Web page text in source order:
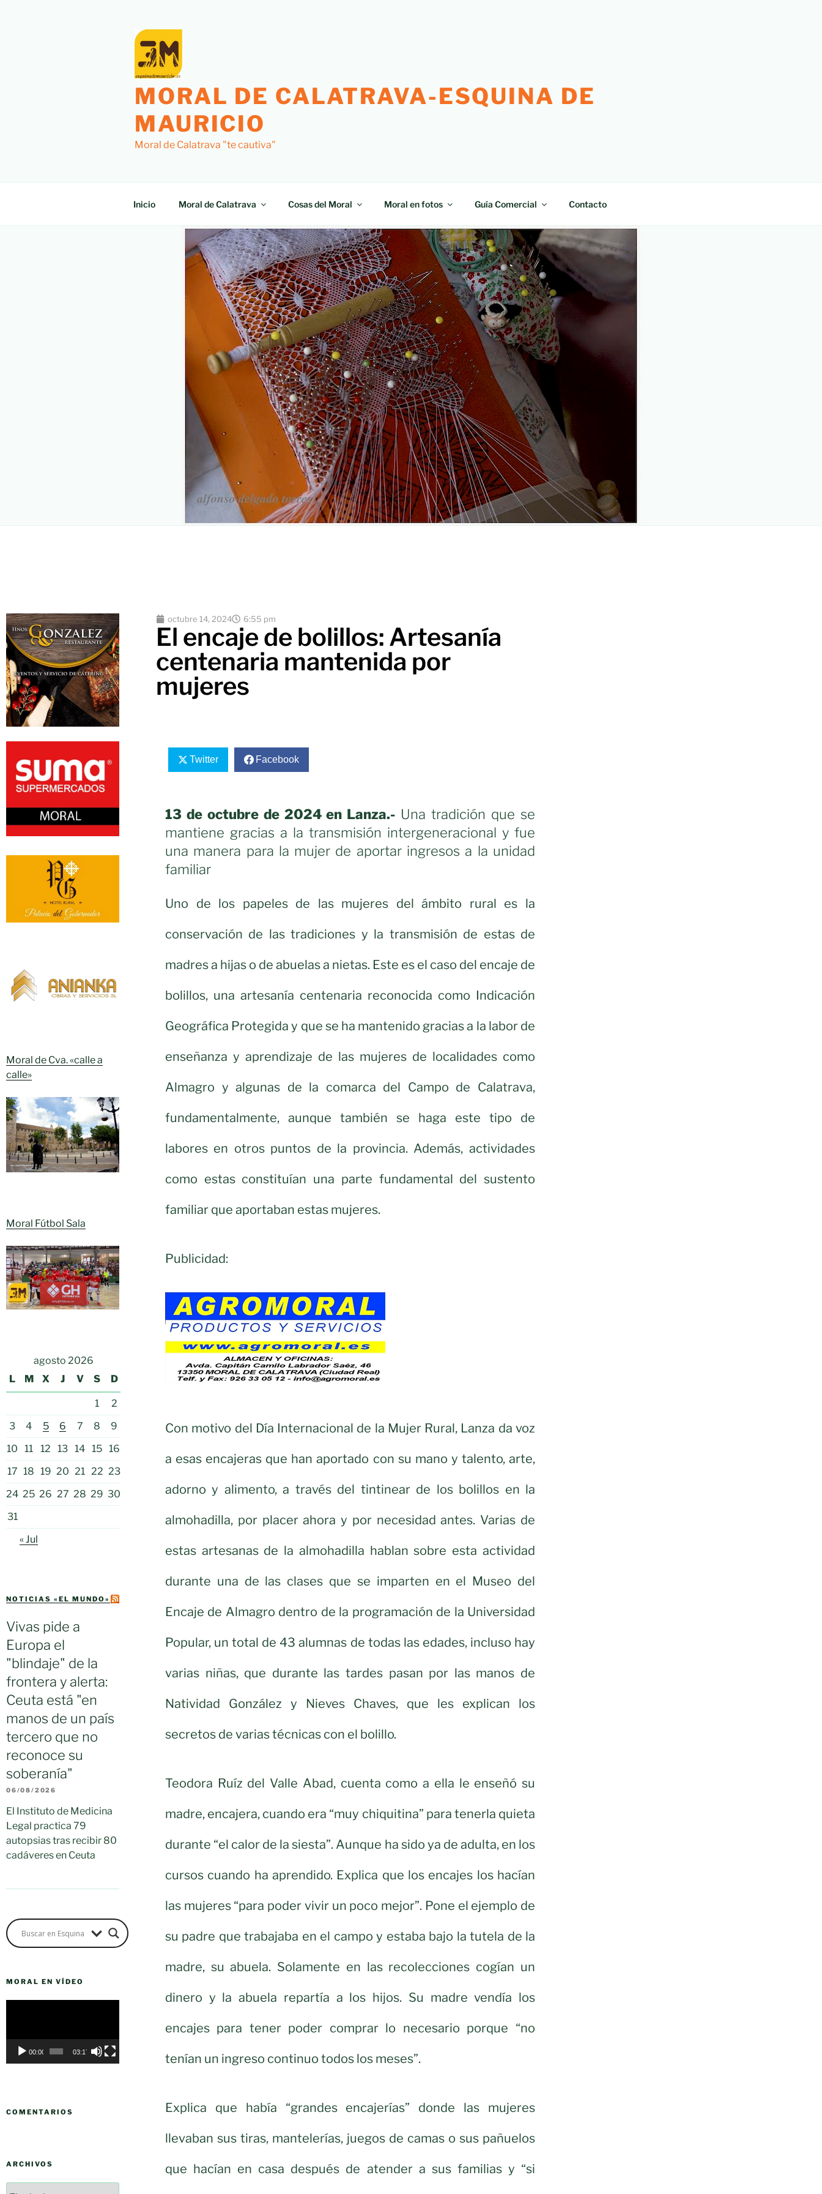
MORAL DE CALATRAVA-ESQUINA DE
MAURICIO
Moral de Calatrava "te cautiva"
Inicio Moral de Calatrava Cosas del Moral Moral en fotos Guía Comercial Contacto
Moral de Cva. «calle a
calle»
Moral Fútbol Sala
agosto 2026
L
M X J V S D
1
2
3
4 5 6 7 8
9
10
11 12 13 14 15 16
17 18 19 20 21 22 23
24 25 26 27 28 29 30
31
« Jul
NOTICIAS «EL MUNDO»
Vivas pide a
Europa el
"blindaje" de la
frontera y alerta:
Ceuta está "en
manos de un país
tercero que no
reconoce su
soberanía"
06/08/2026
El Instituto de Medicina
Legal practica 79
autopsias tras recibir 80
cadáveres en Ceuta
MORAL EN VÍDEO
00:00 03:17
COMENTARIOS
ARCHIVOS
octubre 14, 2024 6:55 pm
El encaje de bolillos: Artesanía
centenaria mantenida por
mujeres
Twitter Facebook
13 de octubre de 2024 en Lanza.- Una tradición que se
mantiene gracias a la transmisión intergeneracional y fue
una manera para la mujer de aportar ingresos a la unidad
familiar
Uno de los papeles de las mujeres del ámbito rural es la
conservación de las tradiciones y la transmisión de estas de
madres a hijas o de abuelas a nietas. Este es el caso del encaje de
bolillos, una artesanía centenaria reconocida como Indicación
Geográfica Protegida y que se ha mantenido gracias a la labor de
enseñanza y aprendizaje de las mujeres de localidades como
Almagro y algunas de la comarca del Campo de Calatrava,
fundamentalmente, aunque también se haga este tipo de
labores en otros puntos de la provincia. Además, actividades
como estas constituían una parte fundamental del sustento
familiar que aportaban estas mujeres.
Publicidad:
Con motivo del Día Internacional de la Mujer Rural, Lanza da voz
a esas encajeras que han aportado con su mano y talento, arte,
adorno y alimento, a través del tintinear de los bolillos en la
almohadilla, por placer ahora y por necesidad antes. Varias de
estas artesanas de la almohadilla hablan sobre esta actividad
durante una de las clases que se imparten en el Museo del
Encaje de Almagro dentro de la programación de la Universidad
Popular, un total de 43 alumnas de todas las edades, incluso hay
varias niñas, que durante las tardes pasan por las manos de
Natividad González y Nieves Chaves, que les explican los
secretos de varias técnicas con el bolillo.
Teodora Ruíz del Valle Abad, cuenta como a ella le enseñó su
madre, encajera, cuando era “muy chiquitina” para tenerla quieta
durante “el calor de la siesta”. Aunque ha sido ya de adulta, en los
cursos cuando ha aprendido. Explica que los encajes los hacían
las mujeres “para poder vivir un poco mejor”. Pone el ejemplo de
su padre que trabajaba en el campo y estaba bajo la tutela de la
madre, su abuela. Solamente en las recolecciones cogían un
dinero y la abuela repartía a los hijos. Su madre vendía los
encajes para tener poder comprar lo necesario porque “no
tenían un ingreso continuo todos los meses”.
Explica que había “grandes encajerías” donde las mujeres
llevaban sus tiras, mantelerías, juegos de camas o sus pañuelos
que hacían en casa después de atender a sus familias y “si